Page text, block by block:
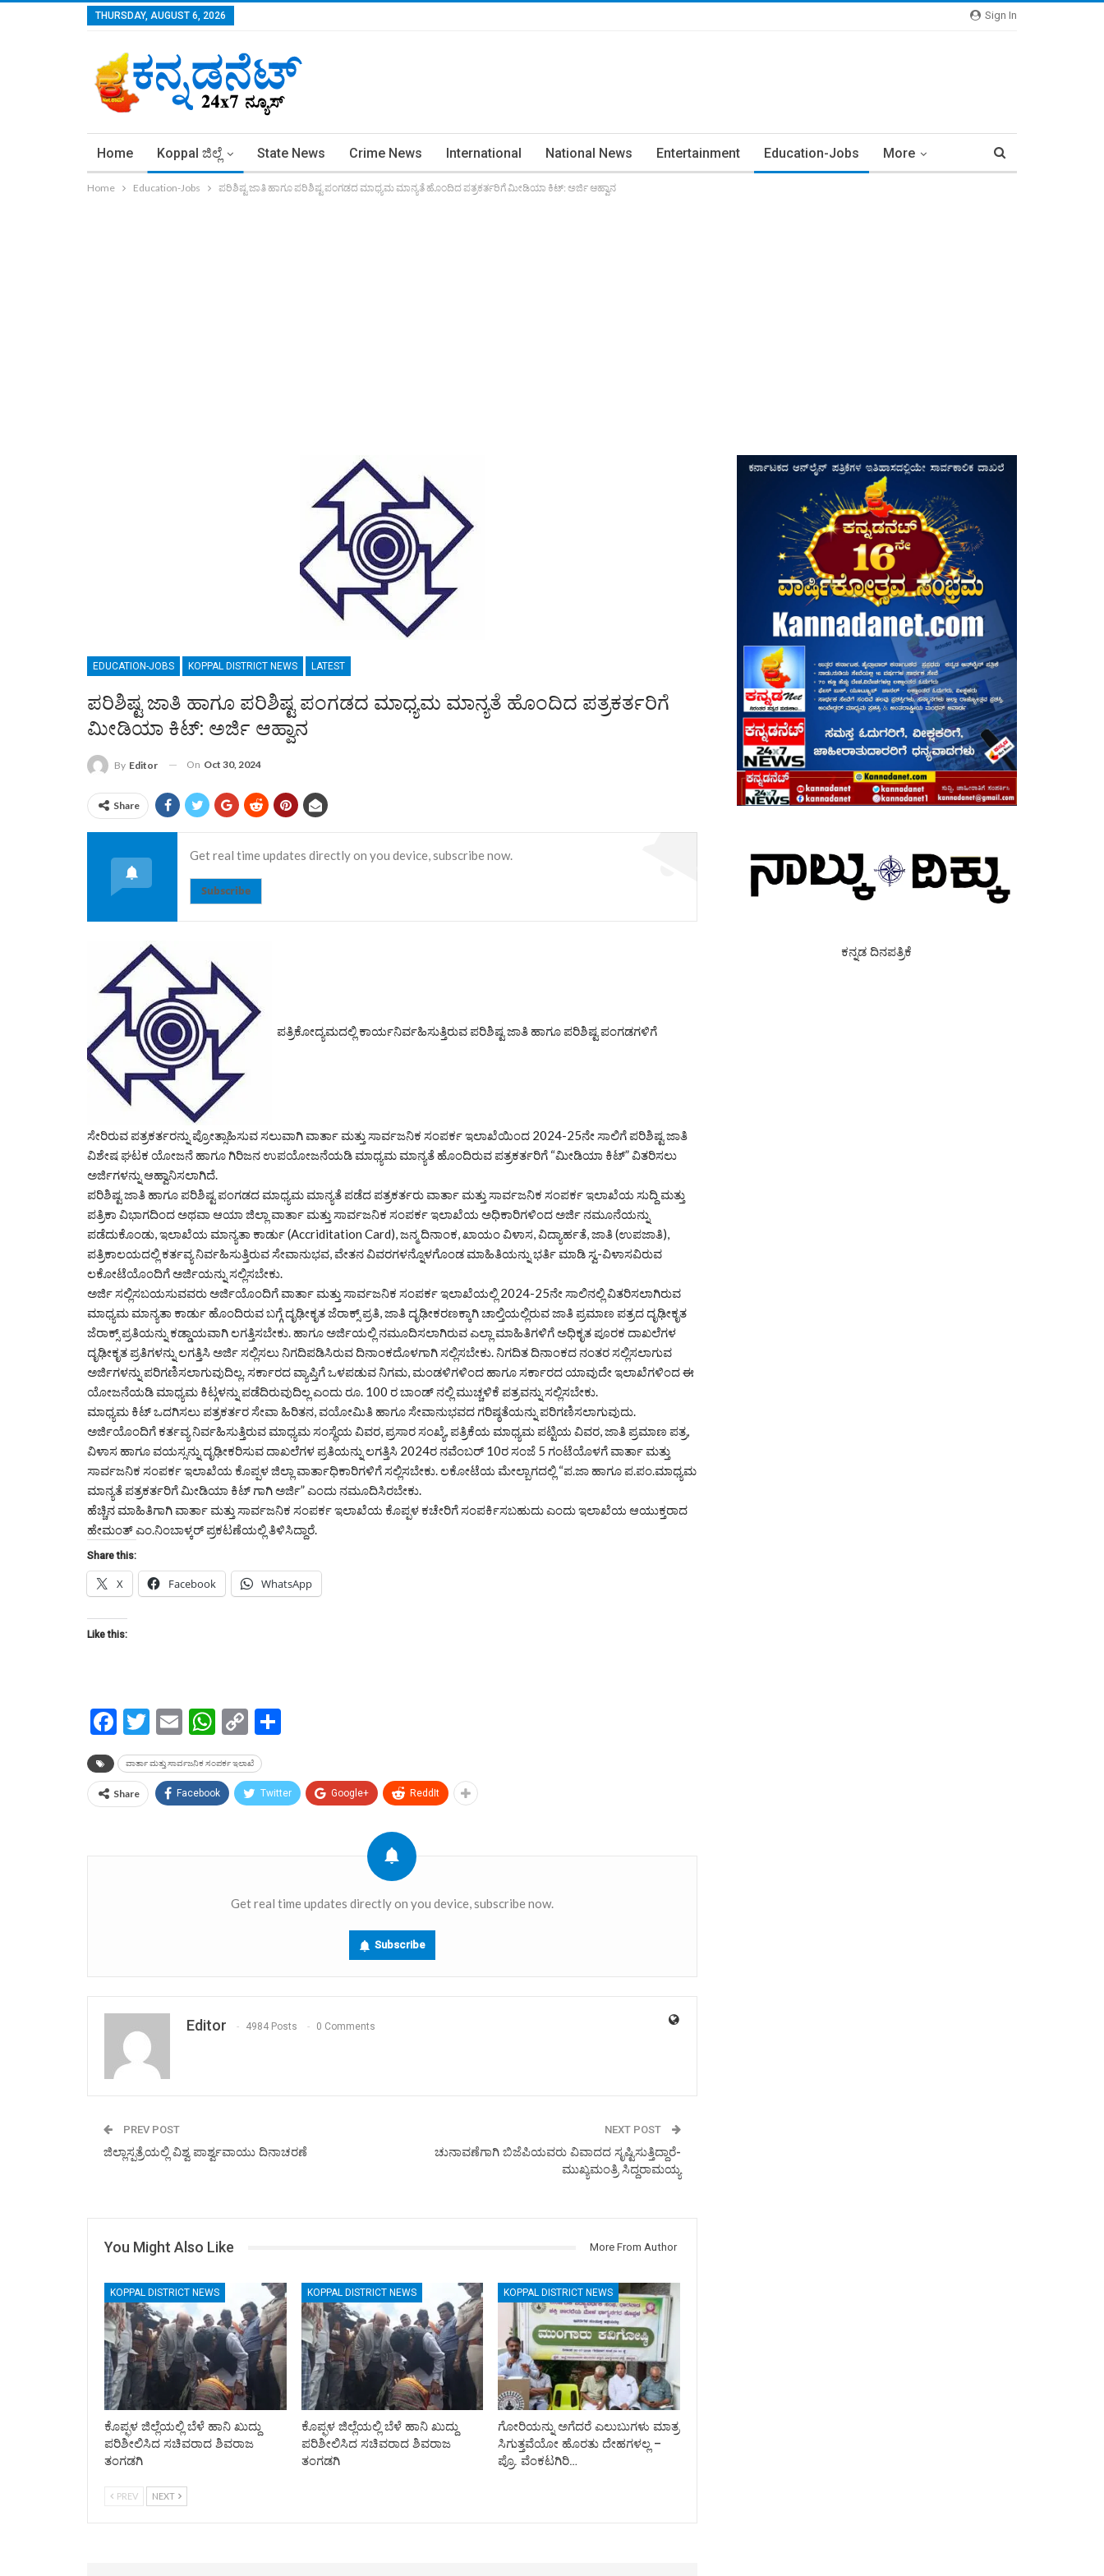
Sign In
THURSDAY, AUGUST 6, 2026
Home Koppal ಜಿಲ್ಲೆ State News Crime News International National News Entertainment Education-Jobs More
Home Education-Jobs ಪರಿಶಿಷ್ಟ ಜಾತಿ ಹಾಗೂ ಪರಿಶಿಷ್ಟ ಪಂಗಡದ ಮಾಧ್ಯಮ ಮಾನ್ಯತೆ ಹೊಂದಿದ ಪತ್ರಕರ್ತರಿಗೆ ಮೀಡಿಯಾ ಕಿಟ್: ಅರ್ಜಿ ಆಹ್ವಾನ
EDUCATION-JOBS KOPPAL DISTRICT NEWS LATEST
ಪರಿಶಿಷ್ಟ ಜಾತಿ ಹಾಗೂ ಪರಿಶಿಷ್ಟ ಪಂಗಡದ ಮಾಧ್ಯಮ ಮಾನ್ಯತೆ ಹೊಂದಿದ ಪತ್ರಕರ್ತರಿಗೆ
ಮೀಡಿಯಾ ಕಿಟ್: ಅರ್ಜಿ ಆಹ್ವಾನ
By Editor On Oct 30, 2024
Share
Get real time updates directly on you device, subscribe now.
Subscribe
ಪತ್ರಿಕೋದ್ಯಮದಲ್ಲಿ ಕಾರ್ಯನಿರ್ವಹಿಸುತ್ತಿರುವ ಪರಿಶಿಷ್ಟ ಜಾತಿ ಹಾಗೂ ಪರಿಶಿಷ್ಟ ಪಂಗಡಗಳಿಗೆ
ಸೇರಿರುವ ಪತ್ರಕರ್ತರನ್ನು ಪ್ರೋತ್ಸಾಹಿಸುವ ಸಲುವಾಗಿ ವಾರ್ತಾ ಮತ್ತು ಸಾರ್ವಜನಿಕ ಸಂಪರ್ಕ ಇಲಾಖೆಯಿಂದ 2024-25ನೇ ಸಾಲಿಗೆ ಪರಿಶಿಷ್ಟ ಜಾತಿ
ವಿಶೇಷ ಘಟಕ ಯೋಜನೆ ಹಾಗೂ ಗಿರಿಜನ ಉಪಯೋಜನೆಯಡಿ ಮಾಧ್ಯಮ ಮಾನ್ಯತೆ ಹೊಂದಿರುವ ಪತ್ರಕರ್ತರಿಗೆ “ಮೀಡಿಯಾ ಕಿಟ್” ವಿತರಿಸಲು
ಅರ್ಜಿಗಳನ್ನು ಆಹ್ವಾನಿಸಲಾಗಿದೆ.
ಪರಿಶಿಷ್ಟ ಜಾತಿ ಹಾಗೂ ಪರಿಶಿಷ್ಟ ಪಂಗಡದ ಮಾಧ್ಯಮ ಮಾನ್ಯತೆ ಪಡೆದ ಪತ್ರಕರ್ತರು ವಾರ್ತಾ ಮತ್ತು ಸಾರ್ವಜನಿಕ ಸಂಪರ್ಕ ಇಲಾಖೆಯ ಸುದ್ದಿ ಮತ್ತು
ಪತ್ರಿಕಾ ವಿಭಾಗದಿಂದ ಅಥವಾ ಆಯಾ ಜಿಲ್ಲಾ ವಾರ್ತಾ ಮತ್ತು ಸಾರ್ವಜನಿಕ ಸಂಪರ್ಕ ಇಲಾಖೆಯ ಅಧಿಕಾರಿಗಳಿಂದ ಅರ್ಜಿ ನಮೂನೆಯನ್ನು
ಪಡೆದುಕೊಂಡು, ಇಲಾಖೆಯ ಮಾನ್ಯತಾ ಕಾರ್ಡು (Accriditation Card), ಜನ್ಮ ದಿನಾಂಕ, ಖಾಯಂ ವಿಳಾಸ, ವಿದ್ಯಾರ್ಹತೆ, ಜಾತಿ (ಉಪಜಾತಿ),
ಪತ್ರಿಕಾಲಯದಲ್ಲಿ ಕರ್ತವ್ಯ ನಿರ್ವಹಿಸುತ್ತಿರುವ ಸೇವಾನುಭವ, ವೇತನ ವಿವರಗಳನ್ನೊಳಗೊಂಡ ಮಾಹಿತಿಯನ್ನು ಭರ್ತಿ ಮಾಡಿ ಸ್ವ-ವಿಳಾಸವಿರುವ
ಲಕೋಟೆಯೊಂದಿಗೆ ಅರ್ಜಿಯನ್ನು ಸಲ್ಲಿಸಬೇಕು.
ಅರ್ಜಿ ಸಲ್ಲಿಸಬಯಸುವವರು ಅರ್ಜಿಯೊಂದಿಗೆ ವಾರ್ತಾ ಮತ್ತು ಸಾರ್ವಜನಿಕ ಸಂಪರ್ಕ ಇಲಾಖೆಯಲ್ಲಿ 2024-25ನೇ ಸಾಲಿನಲ್ಲಿ ವಿತರಿಸಲಾಗಿರುವ
ಮಾಧ್ಯಮ ಮಾನ್ಯತಾ ಕಾರ್ಡು ಹೊಂದಿರುವ ಬಗ್ಗೆ ದೃಢೀಕೃತ ಜೆರಾಕ್ಸ್ ಪ್ರತಿ, ಜಾತಿ ದೃಢೀಕರಣಕ್ಕಾಗಿ ಚಾಲ್ತಿಯಲ್ಲಿರುವ ಜಾತಿ ಪ್ರಮಾಣ ಪತ್ರದ ದೃಢೀಕೃತ
ಜೆರಾಕ್ಸ್ ಪ್ರತಿಯನ್ನು ಕಡ್ಡಾಯವಾಗಿ ಲಗತ್ತಿಸಬೇಕು. ಹಾಗೂ ಅರ್ಜಿಯಲ್ಲಿ ನಮೂದಿಸಲಾಗಿರುವ ಎಲ್ಲಾ ಮಾಹಿತಿಗಳಿಗೆ ಅಧಿಕೃತ ಪೂರಕ ದಾಖಲೆಗಳ
ದೃಢೀಕೃತ ಪ್ರತಿಗಳನ್ನು ಲಗತ್ತಿಸಿ ಅರ್ಜಿ ಸಲ್ಲಿಸಲು ನಿಗದಿಪಡಿಸಿರುವ ದಿನಾಂಕದೊಳಗಾಗಿ ಸಲ್ಲಿಸಬೇಕು. ನಿಗದಿತ ದಿನಾಂಕದ ನಂತರ ಸಲ್ಲಿಸಲಾಗುವ
ಅರ್ಜಿಗಳನ್ನು ಪರಿಗಣಿಸಲಾಗುವುದಿಲ್ಲ. ಸರ್ಕಾರದ ವ್ಯಾಪ್ತಿಗೆ ಒಳಪಡುವ ನಿಗಮ, ಮಂಡಳಿಗಳಿಂದ ಹಾಗೂ ಸರ್ಕಾರದ ಯಾವುದೇ ಇಲಾಖೆಗಳಿಂದ ಈ
ಯೋಜನೆಯಡಿ ಮಾಧ್ಯಮ ಕಿಟ್ಗಳನ್ನು ಪಡೆದಿರುವುದಿಲ್ಲ ಎಂದು ರೂ. 100 ರ ಬಾಂಡ್ ನಲ್ಲಿ ಮುಚ್ಚಳಿಕೆ ಪತ್ರವನ್ನು ಸಲ್ಲಿಸಬೇಕು.
ಮಾಧ್ಯಮ ಕಿಟ್ ಒದಗಿಸಲು ಪತ್ರಕರ್ತರ ಸೇವಾ ಹಿರಿತನ, ವಯೋಮಿತಿ ಹಾಗೂ ಸೇವಾನುಭವದ ಗರಿಷ್ಠತೆಯನ್ನು ಪರಿಗಣಿಸಲಾಗುವುದು.
ಅರ್ಜಿಯೊಂದಿಗೆ ಕರ್ತವ್ಯ ನಿರ್ವಹಿಸುತ್ತಿರುವ ಮಾಧ್ಯಮ ಸಂಸ್ಥೆಯ ವಿವರ, ಪ್ರಸಾರ ಸಂಖ್ಯೆ, ಪತ್ರಿಕೆಯ ಮಾಧ್ಯಮ ಪಟ್ಟಿಯ ವಿವರ, ಜಾತಿ ಪ್ರಮಾಣ ಪತ್ರ,
ವಿಳಾಸ ಹಾಗೂ ವಯಸ್ಸನ್ನು ದೃಢೀಕರಿಸುವ ದಾಖಲೆಗಳ ಪ್ರತಿಯನ್ನು ಲಗತ್ತಿಸಿ 2024ರ ನವೆಂಬರ್ 10ರ ಸಂಜೆ 5 ಗಂಟೆಯೊಳಗೆ ವಾರ್ತಾ ಮತ್ತು
ಸಾರ್ವಜನಿಕ ಸಂಪರ್ಕ ಇಲಾಖೆಯ ಕೊಪ್ಪಳ ಜಿಲ್ಲಾ ವಾರ್ತಾಧಿಕಾರಿಗಳಿಗೆ ಸಲ್ಲಿಸಬೇಕು. ಲಕೋಟೆಯ ಮೇಲ್ಬಾಗದಲ್ಲಿ “ಪ.ಜಾ ಹಾಗೂ ಪ.ಪಂ.ಮಾಧ್ಯಮ
ಮಾನ್ಯತೆ ಪತ್ರಕರ್ತರಿಗೆ ಮೀಡಿಯಾ ಕಿಟ್ ಗಾಗಿ ಅರ್ಜಿ” ಎಂದು ನಮೂದಿಸಿರಬೇಕು.
ಹೆಚ್ಚಿನ ಮಾಹಿತಿಗಾಗಿ ವಾರ್ತಾ ಮತ್ತು ಸಾರ್ವಜನಿಕ ಸಂಪರ್ಕ ಇಲಾಖೆಯ ಕೊಪ್ಪಳ ಕಚೇರಿಗೆ ಸಂಪರ್ಕಿಸಬಹುದು ಎಂದು ಇಲಾಖೆಯ ಆಯುಕ್ತರಾದ
ಹೇಮಂತ್ ಎಂ.ನಿಂಬಾಳ್ಕರ್ ಪ್ರಕಟಣೆಯಲ್ಲಿ ತಿಳಿಸಿದ್ದಾರೆ.
Share this:
X Facebook WhatsApp
Like this:
Facebook
Twitter
EmailWhatsApp
Copy
Link
ವಾರ್ತಾ ಮತ್ತು ಸಾರ್ವಜನಿಕ ಸಂಪರ್ಕ ಇಲಾಖೆ
Share Facebook Twitter Google+ ReddIt
Get real time updates directly on you device, subscribe now.
Subscribe
Editor 4984 Posts 0 Comments
PREV POST
ಜಿಲ್ಲಾಸ್ಪತ್ರೆಯಲ್ಲಿ ವಿಶ್ವ ಪಾರ್ಶ್ವವಾಯು ದಿನಾಚರಣೆ
NEXT POST
ಚುನಾವಣೆಗಾಗಿ ಬಿಜೆಪಿಯವರು ವಿವಾದದ ಸೃಷ್ಟಿಸುತ್ತಿದ್ದಾರೆ-
ಮುಖ್ಯಮಂತ್ರಿ ಸಿದ್ದರಾಮಯ್ಯ
You Might Also Like More From Author
KOPPAL DISTRICT NEWS
ಕೊಪ್ಫಳ ಜಿಲ್ಲೆಯಲ್ಲಿ ಬೆಳೆ ಹಾನಿ ಖುದ್ದು
ಪರಿಶೀಲಿಸಿದ ಸಚಿವರಾದ ಶಿವರಾಜ
ತಂಗಡಗಿ
KOPPAL DISTRICT NEWS
ಕೊಪ್ಫಳ ಜಿಲ್ಲೆಯಲ್ಲಿ ಬೆಳೆ ಹಾನಿ ಖುದ್ದು
ಪರಿಶೀಲಿಸಿದ ಸಚಿವರಾದ ಶಿವರಾಜ
ತಂಗಡಗಿ
KOPPAL DISTRICT NEWS
ಗೋರಿಯನ್ನು ಅಗೆದರೆ ಎಲುಬುಗಳು ಮಾತ್ರ
ಸಿಗುತ್ತವೆಯೋ ಹೊರತು ದೇಹಗಳಲ್ಲ –
ಪ್ರೊ. ವೆಂಕಟಗಿರಿ…
PREV NEXT
ಕನ್ನಡ ದಿನಪತ್ರಿಕೆ